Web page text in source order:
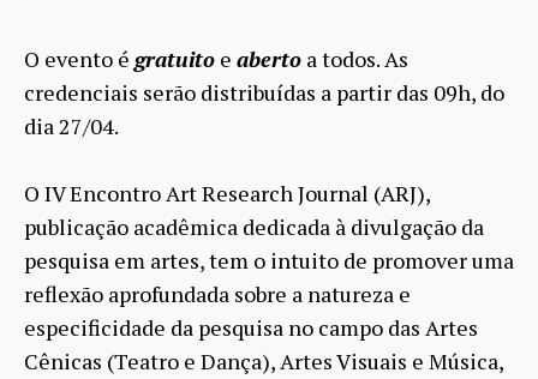
O evento é gratuito e aberto a todos. As
credenciais serão distribuídas a partir das 09h, do
dia 27/04.
O IV Encontro Art Research Journal (ARJ),
publicação acadêmica dedicada à divulgação da
pesquisa em artes, tem o intuito de promover uma
reflexão aprofundada sobre a natureza e
especificidade da pesquisa no campo das Artes
Cênicas (Teatro e Dança), Artes Visuais e Música,